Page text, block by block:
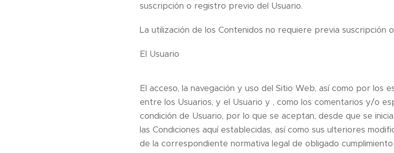
suscripción o registro previo del Usuario.
La utilización de los Contenidos no requiere previa suscripción
El Usuario
El acceso, la navegación y uso del Sitio Web, así como por los
entre los Usuarios, y el Usuario y , como los comentarios y/o
condición de Usuario, por lo que se aceptan, desde que se
las Condiciones aquí establecidas, así como sus ulteriores
de la correspondiente normativa legal de obligado